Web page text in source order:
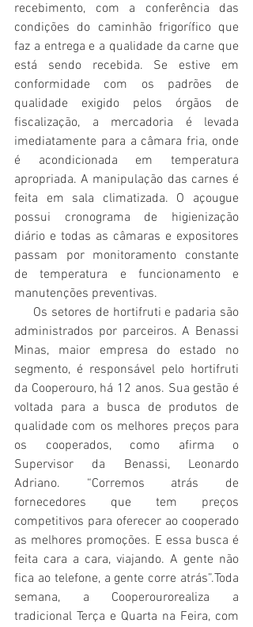
recebimento, com a conferência das
condições do caminhão frigorífico que
faz a entrega e a qualidade da carne que
está sendo recebida. Se estive em
conformidade com os padrões de
qualidade exigido pelos órgãos de
fiscalização, a mercadoria é levada
imediatamente para a câmara fria, onde
é acondicionada em temperatura
apropriada. A manipulação das carnes é
feita em sala climatizada. O açougue
possui cronograma de higienização
diário e todas as câmaras e expositores
passam por monitoramento constante
de temperatura e funcionamento e
manutenções preventivas.
administrados por parceiros. A Benassi
Minas, maior empresa do estado no
segmento, é responsável pelo hortifruti
da Cooperouro, há 12 anos. Sua gestão é
voltada para a busca de produtos de
qualidade com os melhores preços para
os cooperados, como afirma o
Supervisor da Benassi, Leonardo
Adriano. “Corremos atrás de
fornecedores que tem preços
competitivos para oferecer ao cooperado
as melhores promoções. E essa busca é
feita cara a cara, viajando. A gente não
fica ao telefone, a gente corre atrás”.Toda
semana, a Cooperourorealiza a
tradicional Terça e Quarta na Feira, com